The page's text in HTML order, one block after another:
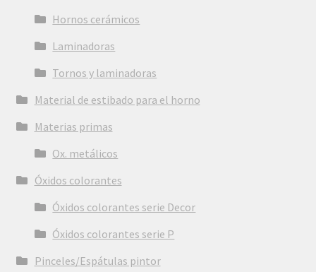
Hornos cerámicos
Laminadoras
Tornos y laminadoras
Material de estibado para el horno
Materias primas
Ox. metálicos
Óxidos colorantes
Óxidos colorantes serie Decor
Óxidos colorantes serie P
Pinceles/Espátulas pintor